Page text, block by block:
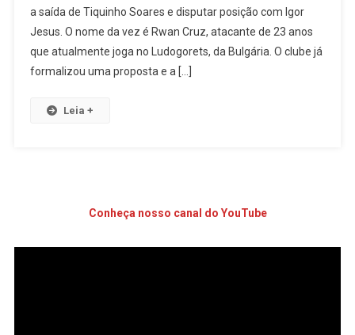
a saída de Tiquinho Soares e disputar posição com Igor
Jesus. O nome da vez é Rwan Cruz, atacante de 23 anos
que atualmente joga no Ludogorets, da Bulgária. O clube já
formalizou uma proposta e a […]
Leia +
Conheça nosso canal do YouTube